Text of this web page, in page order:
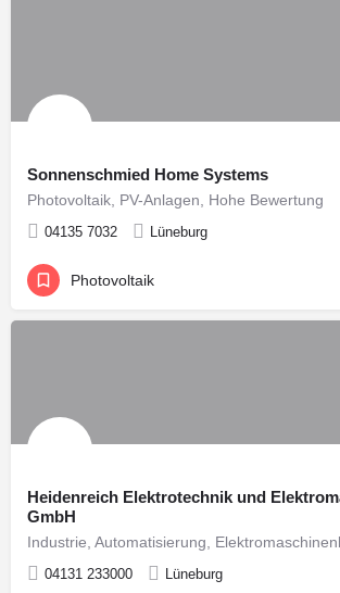
Sonnenschmied Home Systems
Photovoltaik, PV-Anlagen, Hohe Bewertung
04135 7032 Lüneburg
Photovoltaik
Heidenreich Elektrotechnik und
GmbH
Industrie, Automatisierung,
04131 233000 Lüneburg